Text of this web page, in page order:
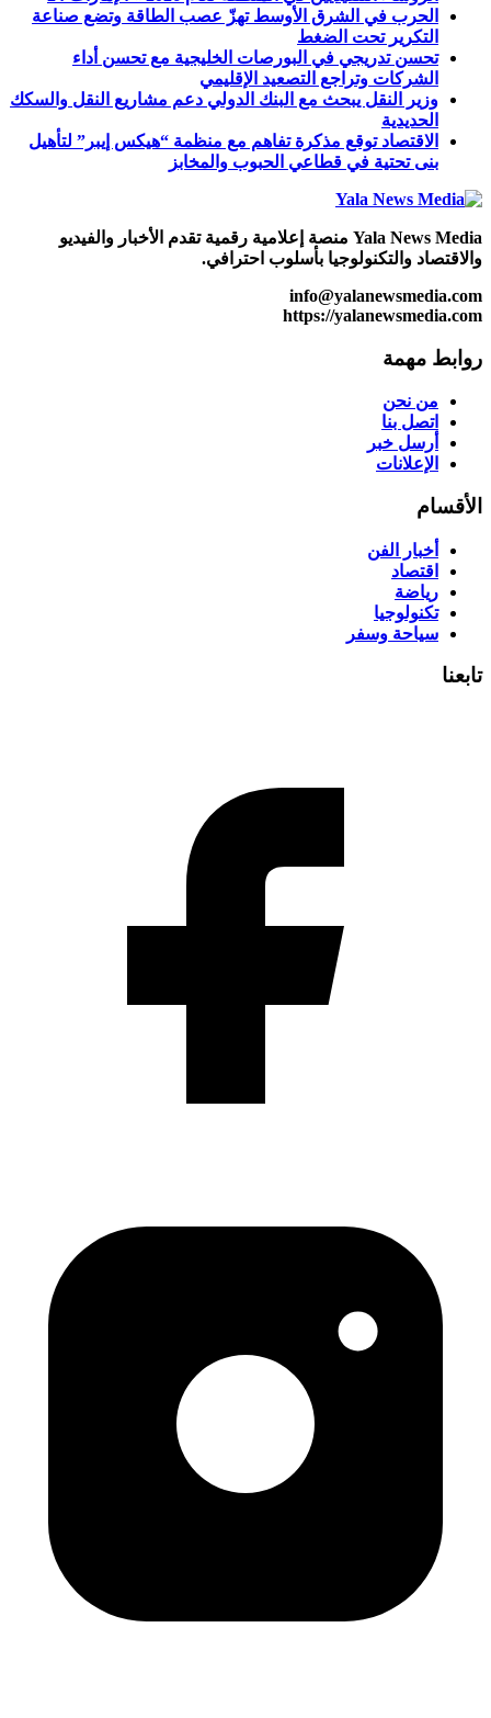
الحرب في الشرق الأوسط تهزّ عصب الطاقة وتضع صناعة
التكرير تحت الضغط
تحسن تدريجي في البورصات الخليجية مع تحسن أداء
الشركات وتراجع التصعيد الإقليمي
وزير النقل يبحث مع البنك الدولي دعم مشاريع النقل والسكك
الحديدية
الاقتصاد توقع مذكرة تفاهم ‏مع منظمة “هيكس إيبر” لتأهيل
بنى تحتية في قطاعي الحبوب والمخابز
Yala News Media منصة إعلامية رقمية تقدم الأخبار والفيديو
والاقتصاد والتكنولوجيا بأسلوب احترافي.
info@yalanewsmedia.com
https://yalanewsmedia.com
روابط مهمة
من نحن
اتصل بنا
أرسل خبر
الإعلانات
الأقسام
أخبار الفن
اقتصاد
رياضة
تكنولوجيا
سياحة وسفر
تابعنا